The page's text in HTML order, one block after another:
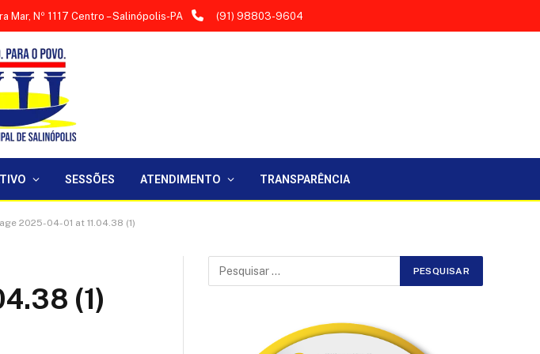
Mar, Nº 1117 Centro – Salinópolis-PA (91) 98803-9604
SESSÕES ATENDIMENTO TRANSPARÊNCIA
2025-04-01 at 11.04.38 (1)
(1)